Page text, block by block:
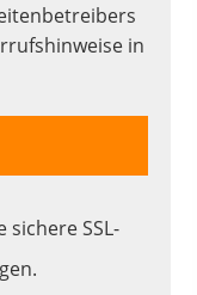
in
SSL-